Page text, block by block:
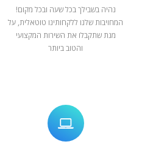
נהיה בשבילך בכל שעה ובכל מקום!
המחויבות שלנו ללקחותינו טוטאלית, על
מנת שתקבלו את השירות המקצועי
והטוב ביותר